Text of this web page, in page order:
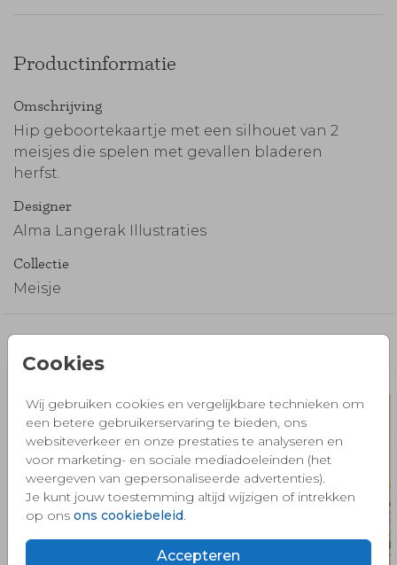
Cookies
Wij gebruiken cookies en vergelijkbare technieken om
een betere gebruikerservaring te bieden, ons
websiteverkeer en onze prestaties te analyseren en
voor marketing- en sociale mediadoeleinden (het
weergeven van gepersonaliseerde advertenties).
Je kunt jouw toestemming altijd wijzigen of intrekken
op ons ons cookiebeleid
Accepteren
Productinformatie
Omschrijving
Hip geboortekaartje met een silhouet van 2
meisjes die spelen met gevallen bladeren
herfst.
Designer
Alma Langerak Illustraties
Collectie
Meisje